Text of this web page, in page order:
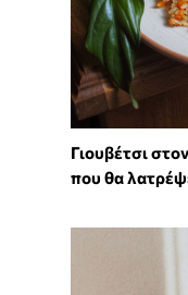
Γιουβέτσι
που θα